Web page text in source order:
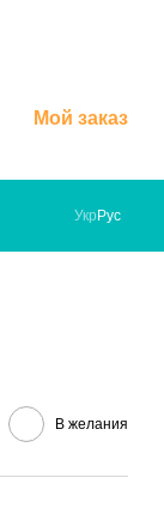
Мой заказ
Укр Рус
В желания